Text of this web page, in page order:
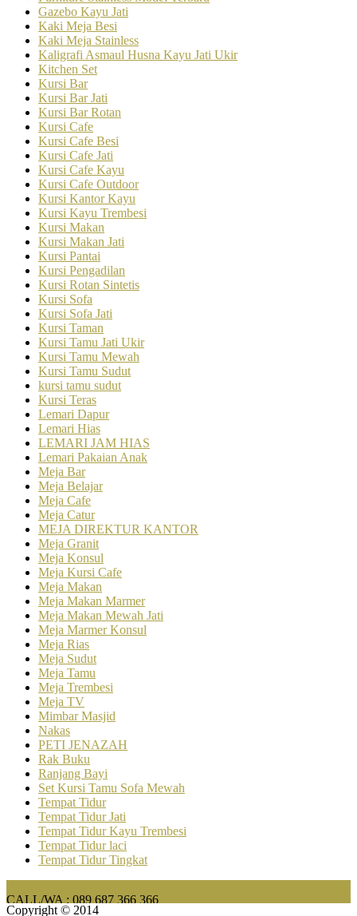
Gazebo Kayu Jati
Kaki Meja Besi
Kaki Meja Stainless
Kaligrafi Asmaul Husna Kayu Jati Ukir
Kitchen Set
Kursi Bar
Kursi Bar Jati
Kursi Bar Rotan
Kursi Cafe
Kursi Cafe Besi
Kursi Cafe Jati
Kursi Cafe Kayu
Kursi Cafe Outdoor
Kursi Kantor Kayu
Kursi Kayu Trembesi
Kursi Makan
Kursi Makan Jati
Kursi Pantai
Kursi Pengadilan
Kursi Rotan Sintetis
Kursi Sofa
Kursi Sofa Jati
Kursi Taman
Kursi Tamu Jati Ukir
Kursi Tamu Mewah
Kursi Tamu Sudut
kursi tamu sudut
Kursi Teras
Lemari Dapur
Lemari Hias
LEMARI JAM HIAS
Lemari Pakaian Anak
Meja Bar
Meja Belajar
Meja Cafe
Meja Catur
MEJA DIREKTUR KANTOR
Meja Granit
Meja Konsul
Meja Kursi Cafe
Meja Makan
Meja Makan Marmer
Meja Makan Mewah Jati
Meja Marmer Konsul
Meja Rias
Meja Sudut
Meja Tamu
Meja Trembesi
Meja TV
Mimbar Masjid
Nakas
PETI JENAZAH
Rak Buku
Ranjang Bayi
Set Kursi Tamu Sofa Mewah
Tempat Tidur
Tempat Tidur Jati
Tempat Tidur Kayu Trembesi
Tempat Tidur laci
Tempat Tidur Tingkat
CALL/WA : 089 687 366 366
Copyright © 2014